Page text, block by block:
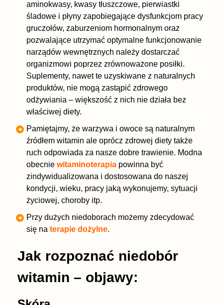
aminokwasy, kwasy tłuszczowe, pierwiastki
śladowe i płyny zapobiegające dysfunkcjom pracy
gruczołów, zaburzeniom hormonalnym oraz
pozwalające utrzymać optymalne funkcjonowanie
narządów wewnętrznych należy dostarczać
organizmowi poprzez zrównoważone posiłki.
Suplementy, nawet te uzyskiwane z naturalnych
produktów, nie mogą zastąpić zdrowego
odżywiania – większość z nich nie działa bez
właściwej diety.
Pamiętajmy, że warzywa i owoce są naturalnym
źródłem witamin ale oprócz zdrowej diety także
ruch odpowiada za nasze dobre trawienie. Modna
obecnie witaminoterapia powinna być
zindywidualizowana i dostosowana do naszej
kondycji, wieku, pracy jaką wykonujemy, sytuacji
życiowej, choroby itp.
Przy dużych niedoborach możemy zdecydować
się na terapie dożylne.
Jak rozpoznać niedobór
witamin – objawy: